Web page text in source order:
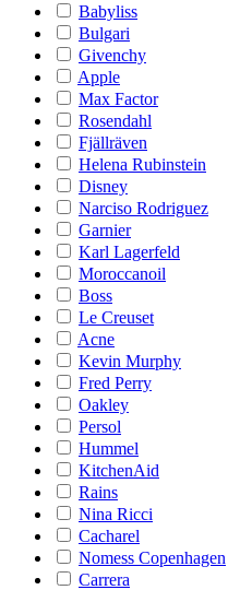
Babyliss
Bulgari
Givenchy
Apple
Max Factor
Rosendahl
Fjällräven
Helena Rubinstein
Disney
Narciso Rodriguez
Garnier
Karl Lagerfeld
Moroccanoil
Boss
Le Creuset
Acne
Kevin Murphy
Fred Perry
Oakley
Persol
Hummel
KitchenAid
Rains
Nina Ricci
Cacharel
Nomess Copenhagen
Carrera